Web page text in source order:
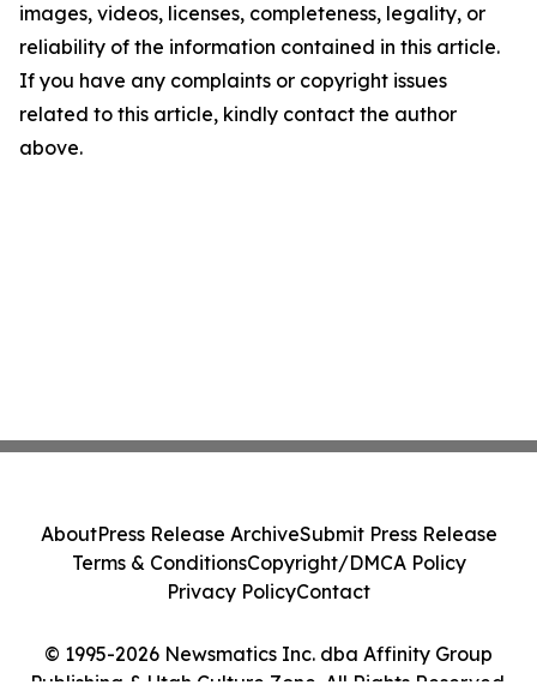
images, videos, licenses, completeness, legality, or
reliability of the information contained in this article.
If you have any complaints or copyright issues
related to this article, kindly contact the author
above.
© 1995-2026 Newsmatics Inc. dba Affinity Group
Publishing & Utah Culture Zone. All Rights Reserved.
AboutPress Release ArchiveSubmit Press Release
Terms & ConditionsCopyright/DMCA Policy
Privacy PolicyContact